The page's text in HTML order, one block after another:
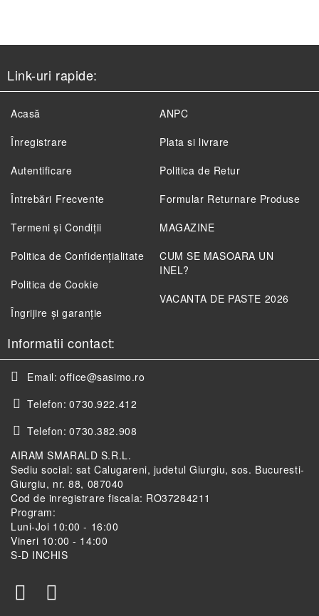
Link-uri rapide:
Acasă
Înregistrare
Autentificare
Întrebări Frecvente
ANPC
Plata si livrare
Politica de Retur
Formular Returnare Produse
Termeni și Condiții
Politica de Confidenţialitate
Politica de Cookie
Îngrijire și garanție
MAGAZINE
CUM SE MASOARA UN
INEL?
VACANTA DE PASTE 2026
Informatii contact:
Email: office@sasimo.ro
Telefon: 0730.922.412
Telefon: 0730.382.908
AIRAM SMARALD S.R.L.
Sediu social: sat Calugareni, judetul Giurgiu, sos. Bucuresti-
Giurgiu, nr. 88, 087040
Cod de inregistrare fiscala: RO37284211
Program:
Luni-Joi 10:00 - 16:00
Vineri 10:00 - 14:00
S-D INCHIS